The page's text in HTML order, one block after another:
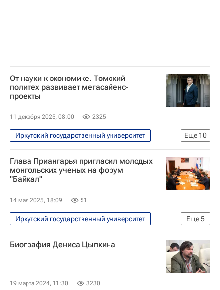
От науки к экономике. Томский
политех развивает мегасайенс-
проекты
11 декабря 2025, 08:00 2325
Еще 10
Иркутский государственный университет
Наука
Наука
Университетская наука
Технологии
Дубна
Томский политехнический университет
Россия
Глава Приангарья пригласил молодых
монгольских ученых на форум
"Байкал"
14 мая 2025, 18:09 51
Еще5
Иркутский государственный университет
Иркутская область
Монголия
Иркутск
Игорь Кобзев
Биография Дениса Цыпкина
19 марта 2024, 11:30 3230